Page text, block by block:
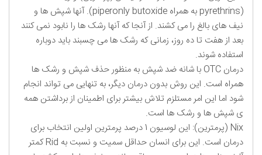
(pyrethrins به همراه piperonly butoxide). آنها شپش ها و
نیف های بالغ را می کشند. از آنجا که آنها رشک ها را نابود نمی کنند
بعد از هفت تا ده روز، زمانی که رشک ها می چسبند باید دوباره
استفاده شوند.
درمان OTC با شانه ضد شپش به منظور حذف شپش و رشک ها
همراه است. این روش بدون درمان دیگر، به تنهایی می تواند انجام
شود اما این امر مستلزم تلاش بیشتر برای اطمینان از برداشتن همه
ی شپش ها و رشک ها است.
Nix (پرمترین): این لوسیون 1 درصد پرمترین اولین انتخاب برای
درمان است. این برای انسان حداقل سمیت و نسبت به Rid کمتر